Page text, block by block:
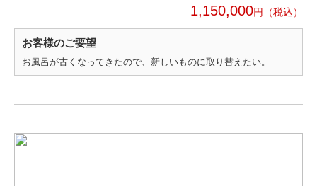
1,150,000円
お客様のご要望
お風呂が古くなってきたので、新しいものに取り替えたい。